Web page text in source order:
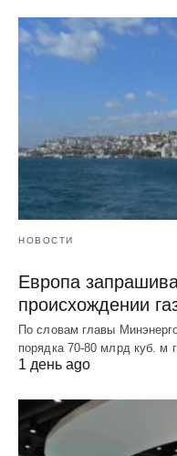
НОВОСТИ
Европа
происхождении
По словам главы
порядка 70-80 млрд куб. м
1 день ago